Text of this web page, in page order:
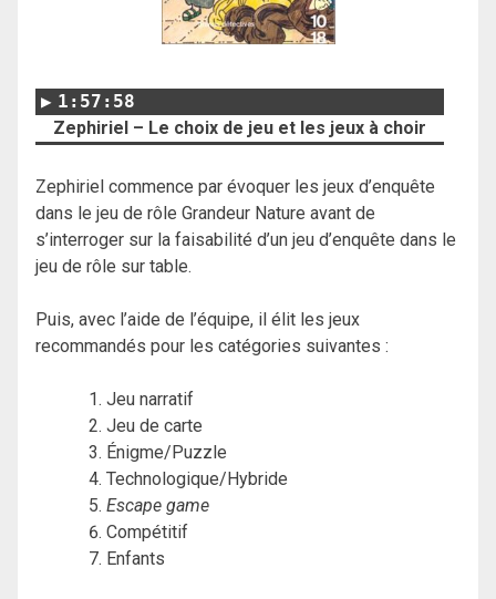
1:57:58
Zephiriel – Le choix de jeu et les jeux à choir
Zephiriel commence par évoquer les jeux d’enquête
dans le jeu de rôle Grandeur Nature avant de
s’interroger sur la faisabilité d’un jeu d’enquête dans le
jeu de rôle sur table.
Puis, avec l’aide de l’équipe, il élit les jeux
recommandés pour les catégories suivantes :
Jeu narratif
Jeu de carte
Énigme/Puzzle
Technologique/Hybride
Escape game
Compétitif
Enfants